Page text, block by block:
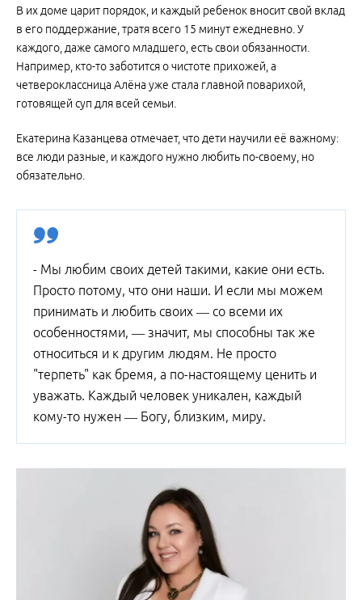
В их доме царит порядок, и каждый ребенок вносит свой вклад
в его поддержание, тратя всего 15 минут ежедневно. У
каждого, даже самого младшего, есть свои обязанности.
Например, кто-то заботится о чистоте прихожей, а
четвероклассница Алёна уже стала главной поварихой,
готовящей суп для всей семьи.
Екатерина Казанцева отмечает, что дети научили её важному:
все люди разные, и каждого нужно любить по-своему, но
обязательно.
- Мы любим своих детей такими, какие они есть.
Просто потому, что они наши. И если мы можем
принимать и любить своих — со всеми их
особенностями, — значит, мы способны так же
относиться и к другим людям. Не просто
"терпеть" как бремя, а по-настоящему ценить и
уважать. Каждый человек уникален, каждый
кому-то нужен — Богу, близким, миру.